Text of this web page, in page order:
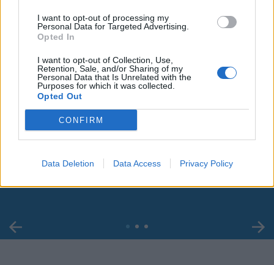
I want to opt-out of processing my
Personal Data for Targeted Advertising.
Opted In
I want to opt-out of Collection, Use,
Retention, Sale, and/or Sharing of my
Personal Data that Is Unrelated with the
Purposes for which it was collected.
Opted Out
CONFIRM
Data Deletion Data Access Privacy Policy
Leonardo Maria Del Vecchio dall'ex compagna